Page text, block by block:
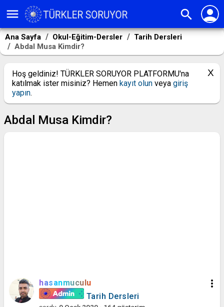
menu search person
Ana Sayfa Okul-Eğitim-Dersler
Tarih Dersleri
Abdal Musa Kimdir?
Hoş geldiniz! TÜRKLER SORUYOR PLATFORMU'na
katılmak ister misiniz? Hemen kayıt olun veya giriş
yapın.
Abdal Musa Kimdir?
more_vert
hasanmuculu
Tarih Dersleri